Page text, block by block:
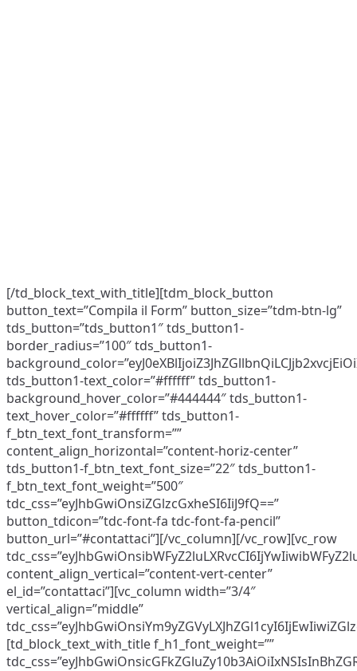
[/td_block_text_with_title][tdm_block_button
button_text=”Compila il Form” button_size=”tdm-btn-lg”
tds_button=”tds_button1″ tds_button1-
border_radius=”100″ tds_button1-
tds_button1-text_color=”#ffffff” tds_button1-
background_hover_color=”#444444″ tds_button1-
text_hover_color=”#ffffff” tds_button1-
f_btn_text_font_transform=””
content_align_horizontal=”content-horiz-center”
tds_button1-f_btn_text_font_size=”22″ tds_button1-
f_btn_text_font_weight=”500″
tdc_css=”eyJhbGwiOnsiZGlzcGxheSI6IiJ9fQ==”
button_tdicon=”tdc-font-fa tdc-font-fa-pencil”
button_url=”#contattaci”][/vc_column][/vc_row][vc_row
content_align_vertical=”content-vert-center”
el_id=”contattaci”][vc_column width=”3/4″
vertical_align=”middle”
[td_block_text_with_title f_h1_font_weight=””